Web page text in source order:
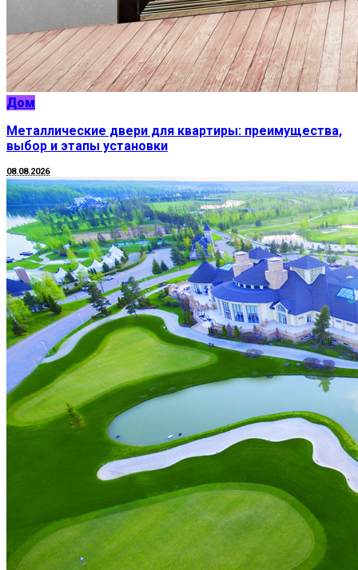
Дом
Металлические двери для квартиры: преимущества,
выбор и этапы установки
08.08.2026